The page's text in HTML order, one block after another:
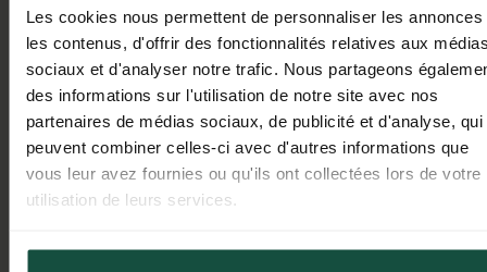
Les cookies nous permettent de personnaliser les annonces
les contenus, d'offrir des fonctionnalités relatives aux
sociaux et d'analyser notre trafic. Nous partageons
des informations sur l'utilisation de notre site avec nos
partenaires de médias sociaux, de publicité et d'analyse, qui
peuvent combiner celles-ci avec d'autres informations que
vous leur avez fournies ou qu'ils ont collectées lors de votre
utilisation de leurs services.
Politique de confidentialité
La receta fácil del café
irlandés como lo haría un
barista
Calienta 4 cl de whiskycon 2 cucharaditas de
azúcar moreno.
espresso bien cargado
importante que ambas cosas deben estar a la